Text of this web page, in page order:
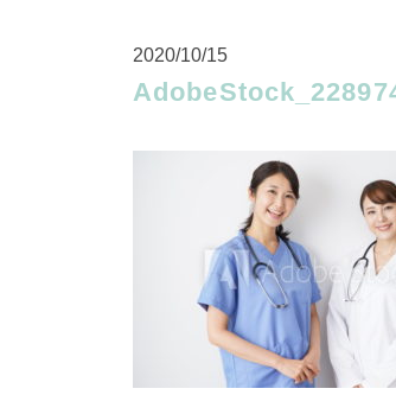
2020/10/15